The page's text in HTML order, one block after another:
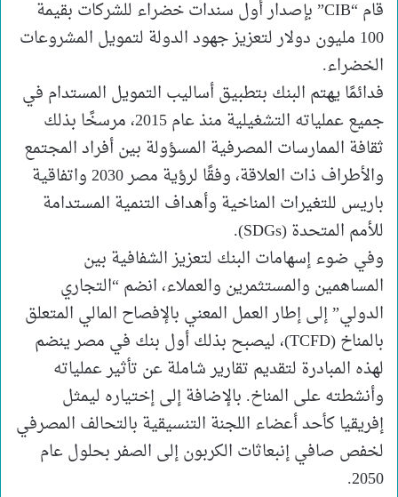
قام “CIB” بإصدار أول سندات خضراء للشركات بقيمة
100 مليون دولار لتعزيز جهود الدولة لتمويل المشروعات
الخضراء.
فدائمًا يهتم البنك بتطبيق أساليب التمويل المستدام في
جميع عملياته التشغيلية منذ عام 2015، مرسخًا بذلك
ثقافة الممارسات المصرفية المسؤولة بين أفراد المجتمع
والأطراف ذات العلاقة، وفقًا لرؤية مصر 2030 واتفاقية
باريس للتغيرات المناخية وأهداف التنمية المستدامة
للأمم المتحدة (SDGs).
وفي ضوء إسهامات البنك لتعزيز الشفافية بين
المساهمين والمستثمرين والعملاء، انضم “التجاري
الدولي” إلى إطار العمل المعني بالإفصاح المالي المتعلق
بالمناخ (TCFD)، ليصبح بذلك أول بنك في مصر ينضم
لهذه المبادرة لتقديم تقارير شاملة عن تأثير عملياته
وأنشطته على المناخ. بالإضافة إلى إختياره ليمثل
إفريقيا كأحد أعضاء اللجنة التنسيقية بالتحالف المصرفي
لخفص صافي إنبعاثات الكربون إلى الصفر بحلول عام
2050.